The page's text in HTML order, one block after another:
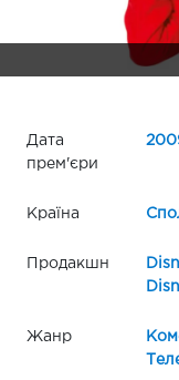
Дата
прем'єри
Країна
Продакшн
Жанр